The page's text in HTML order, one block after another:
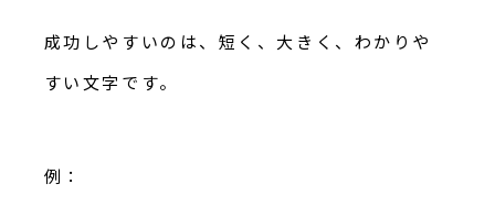
成功しやすいのは、短く、大きく、わかりや
すい文字です。
例：